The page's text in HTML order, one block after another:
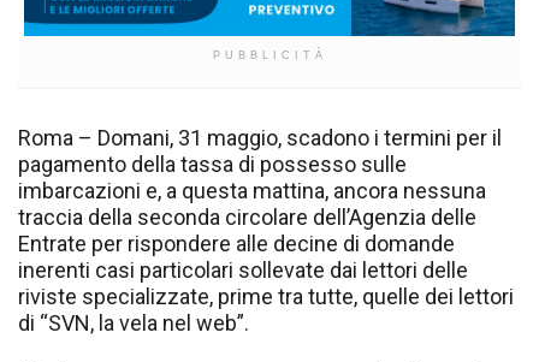
PUBBLICITÀ
Roma – Domani, 31 maggio, scadono i termini per il
pagamento della tassa di possesso sulle
imbarcazioni e, a questa mattina, ancora nessuna
traccia della seconda circolare dell’Agenzia delle
Entrate per rispondere alle decine di domande
inerenti casi particolari sollevate dai lettori delle
riviste specializzate, prime tra tutte, quelle dei lettori
di “SVN, la vela nel web”.